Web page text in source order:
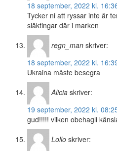
18 september, 2022 kl.
Tycker ni att ryssar inte är
släktingar där i marken
regn_man skriver:
18 september, 2022 kl.
Ukraina måste besegra
Alicia skriver:
19 september, 2022 kl.
gud!!!!! vilken obehagli
Lollo skriver: